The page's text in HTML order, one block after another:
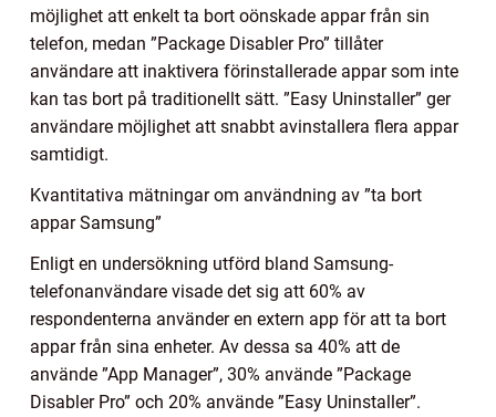
möjlighet att enkelt ta bort oönskade appar från sin
telefon, medan ”Package Disabler Pro” tillåter
användare att inaktivera förinstallerade appar som inte
kan tas bort på traditionellt sätt. ”Easy Uninstaller” ger
användare möjlighet att snabbt avinstallera flera appar
samtidigt.
Kvantitativa mätningar om användning av ”ta bort
appar Samsung”
Enligt en undersökning utförd bland Samsung-
telefonanvändare visade det sig att 60% av
respondenterna använder en extern app för att ta bort
appar från sina enheter. Av dessa sa 40% att de
använde ”App Manager”, 30% använde ”Package
Disabler Pro” och 20% använde ”Easy Uninstaller”.